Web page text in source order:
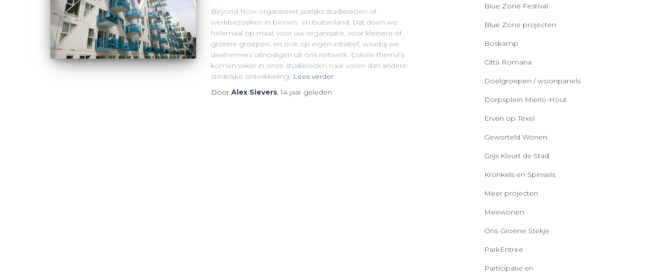
Beyond Now organiseert jaarlijks studiereizen of
werkbezoeken in binnen- en buitenland. Dat doen we
helemaal op maat voor uw organisatie, voor kleinere of
grotere groepen, en ook op eigen initiatief, waarbij we
deelnemers uitnodigen uit ons netwerk. Enkele thema’s
komen vaker in onze studiereizen naar voren dan andere:
stedelijke ontwikkeling, Lees verder
Door Alex Sievers,14 jaar geleden
Blue Zone Festival
Blue Zone projecten
Boskamp
Città Romana
Doelgroepen / woonpanels
Dorpsplein Mierlo-Hout
Erven op Texel
Geworteld Wonen
Grijs Kleurt de Stad
Kronkels en Spinsels
Meer projecten
Meewonen
Ons Groene Stekje
ParkEntree
Participatie en